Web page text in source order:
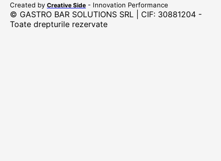
Created by Creative Side - Innovation Performance
© GASTRO BAR SOLUTIONS SRL | CIF: 30881204 -
Toate drepturile rezervate